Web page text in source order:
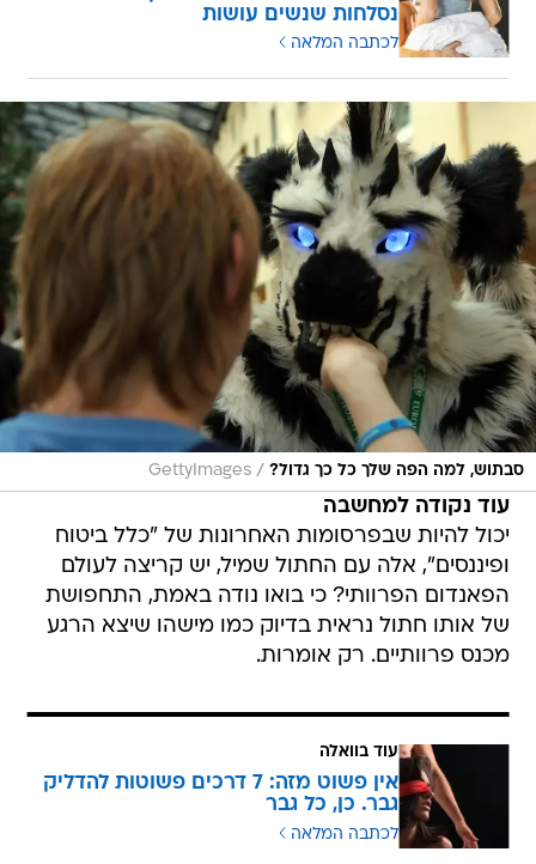
נסלחות שנשים עושות
לכתבה המלאה
סבתוש, למה הפה שלך כל כך גדול? /
GettyImages
עוד נקודה למחשבה
יכול להיות שבפרסומות האחרונות של "כלל ביטוח
ופיננסים", אלה עם החתול שמיל, יש קריצה לעולם
הפאנדום הפרוותי? כי בואו נודה באמת, התחפושת
של אותו חתול נראית בדיוק כמו מישהו שיצא הרגע
מכנס פרוותיים. רק אומרות.
עוד בוואלה
אין פשוט מזה: 7 דרכים פשוטות להדליק
גבר. כן, כל גבר
לכתבה המלאה